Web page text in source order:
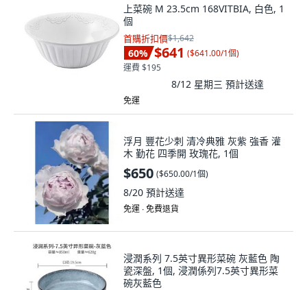
上菜碗 M 23.5cm 168VITBIA, 白色, 1
個
首購折扣價$1,642
60% $641 ($641.00/1個)
運費 $195
8/12 星期三 預計送達
免運
浮月 豐花少刺 清冷典雅 灰紫 強香 灌
木 勤花 四季開 玫瑰花, 1個
$650 ($650.00/1個)
8/20 預計送達
免運 ∙ 免費退貨
浸潤系列 7.5英寸異形菜碗 灰藍色 陶
瓷深盤, 1個, 浸潤係列7.5英寸異形菜
碗灰藍色